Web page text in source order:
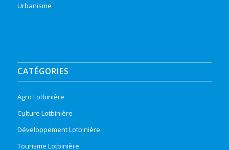
Urbanisme
CATÉGORIES
Agro Lotbinière
Culture Lotbinière
Développement Lotbinière
Tourisme Lotbinière